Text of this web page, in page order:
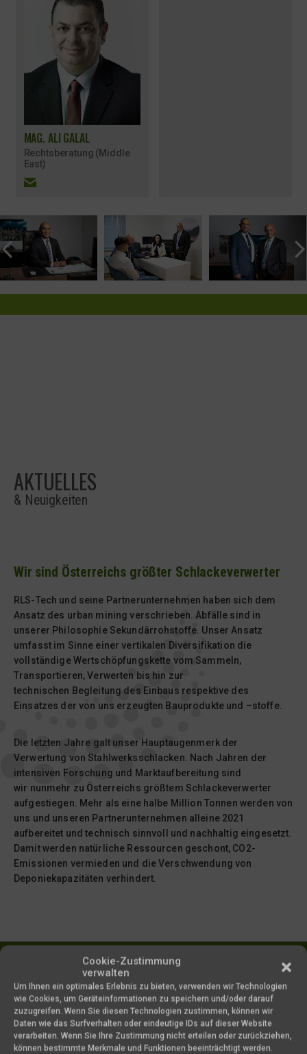
Cookie-Zustimmung
verwalten
Um Ihnen ein optimales Erlebnis zu bieten, verwenden wir Technologien
wie Cookies, um Geräteinformationen zu speichern und/oder darauf
zuzugreifen. Wenn Sie diesen Technologien zustimmen, können wir
Daten wie das Surfverhalten oder eindeutige IDs auf dieser Website
verarbeiten. Wenn Sie Ihre Zustimmung nicht erteilen oder zurückziehen,
können bestimmte Merkmale und Funktionen beeinträchtigt werden.
MAG. ALI GALAL
Rechtsberatung (Middle
East)
AKTUELLES
& Neuigkeiten
Wir sind Österreichs größter Schlackeverwerter
RLS-Tech und seine Partnerunternehmen haben sich dem
Ansatz des urban mining verschrieben. Abfälle sind in
unserer Philosophie Sekundärrohstoffe. Unser Ansatz
umfasst im Sinne einer vertikalen Diversifikation die
vollständige Wertschöpfungskette vom Sammeln,
Transportieren, Verwerten bis hin zur
technischen Begleitung des Einbaus respektive des
Einsatzes der von uns erzeugten Bauprodukte und –stoffe.
Die letzten Jahre galt unser Hauptaugenmerk der
Verwertung von Stahlwerksschlacken. Nach Jahren der
intensiven Forschung und Marktaufbereitung sind
wir nunmehr zu Österreichs größtem Schlackeverwerter
aufgestiegen. Mehr als eine halbe Million Tonnen werden von
uns und unseren Partnerunternehmen alleine 2021
aufbereitet und technisch sinnvoll und nachhaltig eingesetzt.
Damit werden natürliche Ressourcen geschont, CO2-
Emissionen vermieden und die Verschwendung von
Deponiekapazitäten verhindert.
NEUE
KOOPERATION:
Wir freuen uns über eine weitere